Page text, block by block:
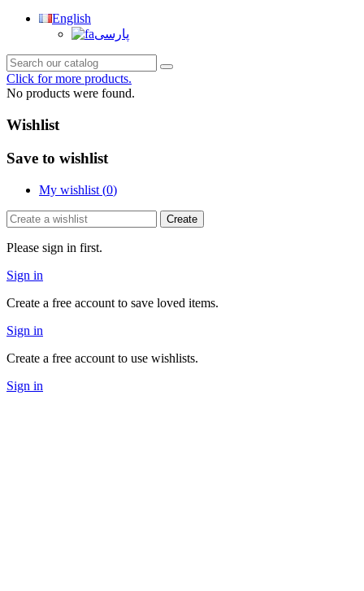
English
پارسی
Click for more products.
No products were found.
Wishlist
Save to wishlist
My wishlist (0)
Create
Please sign in first.
Sign in
Create a free account to save loved items.
Sign in
Create a free account to use wishlists.
Sign in